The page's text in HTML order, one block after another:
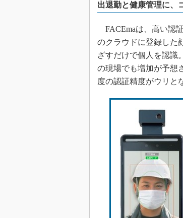
出退勤と健康管理に、
FACEmaは、高い認
のクラウドに登録した
ざすだけで個人を認識
の現場でも増加が予想
度の認証精度がウリと